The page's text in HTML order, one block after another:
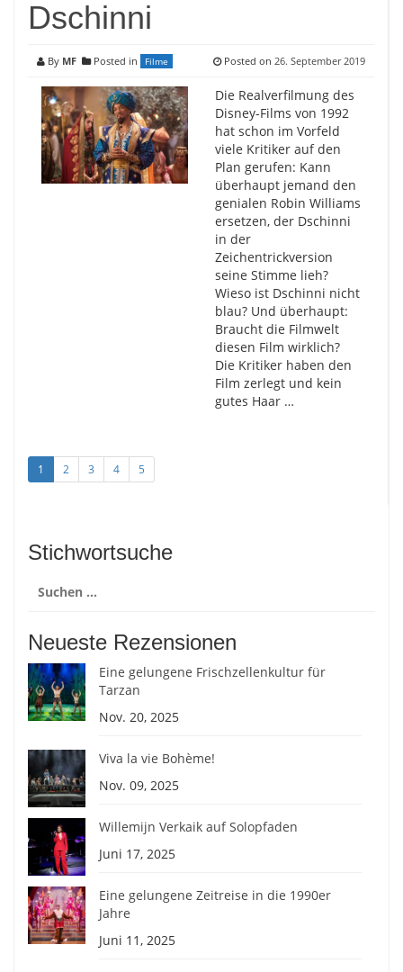
Dschinni
By MF Posted in Filme Posted on 26. September 2019
Die Realverfilmung des
Disney-Films von 1992
hat schon im Vorfeld
viele Kritiker auf den
Plan gerufen: Kann
überhaupt jemand den
genialen Robin Williams
ersetzen, der Dschinni
in der
Zeichentrickversion
seine Stimme lieh?
Wieso ist Dschinni nicht
blau? Und überhaupt:
Braucht die Filmwelt
diesen Film wirklich?
Die Kritiker haben den
Film zerlegt und kein
gutes Haar …
1 2 3 4 5
Stichwortsuche
nach:
Neueste Rezensionen
Eine gelungene Frischzellenkultur für
Tarzan
Nov. 20, 2025
Viva la vie Bohème!
Nov. 09, 2025
Willemijn Verkaik auf Solopfaden
Juni 17, 2025
Eine gelungene Zeitreise in die 1990er
Jahre
Juni 11, 2025